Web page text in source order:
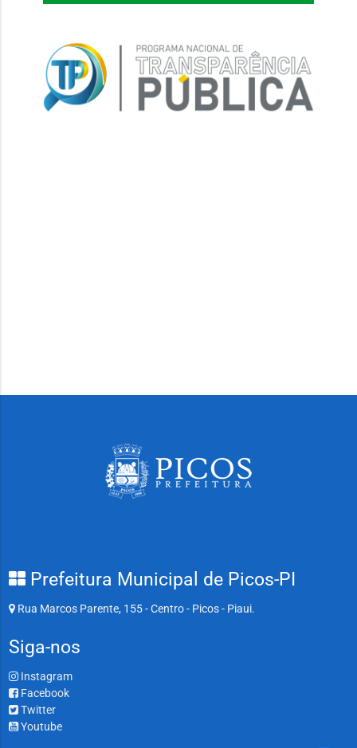
Prefeitura Municipal de Picos-PI
Rua Marcos Parente, 155 - Centro - Picos - Piaui.
Siga-nos
Instagram
Facebook
Twitter
Youtube